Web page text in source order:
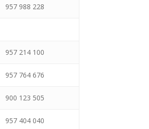
957 988 228
957 214 100
957 764 676
900 123 505
957 404 040